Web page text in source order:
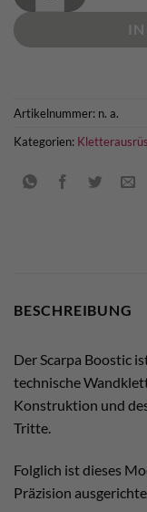
IN
Artikelnummer: n. a.
Kategorien:
BESCHREIBUNG
Der Scarpa Boostic
technische
Konstruktion und
Tritte.
Folglich ist dieses
Präzision